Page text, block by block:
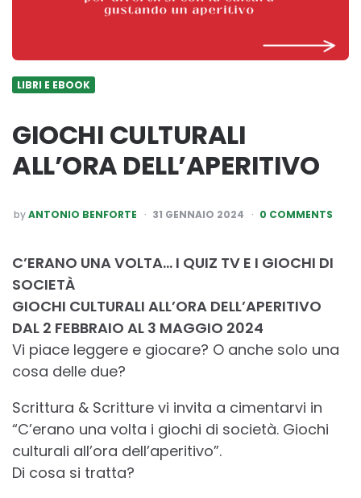
LIBRI E EBOOK
GIOCHI CULTURALI
ALL’ORA DELL’APERITIVO
POSTED
BY
byANTONIO BENFORTE 31 GENNAIO 2024 0 COMMENTS
C’ERANO UNA VOLTA… I QUIZ TV E I GIOCHI DI
SOCIETÀ
GIOCHI CULTURALI ALL’ORA DELL’APERITIVO
DAL 2 FEBBRAIO AL 3 MAGGIO 2024
Vi piace leggere e giocare? O anche solo una
cosa delle due?
Scrittura & Scritture vi invita a cimentarvi in
“C’erano una volta i giochi di società. Giochi
culturali all’ora dell’aperitivo”.
Di cosa si tratta?